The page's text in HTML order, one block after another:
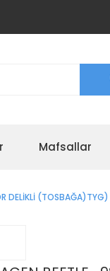
Mafsallar
DELİKLİ